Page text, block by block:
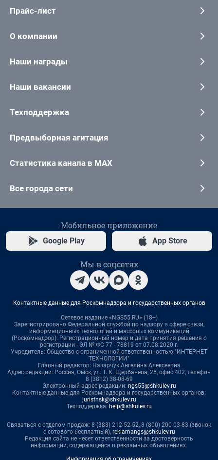
Прайс-лист
О компании
Наши награды
Наши вакансии
Техподдержка
Предвыборная агитация
Статистика канала в MAX
Все города сети
Мобильное приложение
Google Play App Store
Мы в соцсетях
Контактные данные для Роскомнадзора и государственных органов
Сетевое издание «NGS55.RU» (18+)
Зарегистрировано Федеральной службой по надзору в сфере связи,
информационных технологий и массовых коммуникаций
(Роскомнадзор). Регистрационный номер и дата принятия решения о
регистрации - ЭЛ № ФС 77 - 78819 от 07.08.2020 г.
Учредитель: Общество с ограниченной ответственностью "ИНТЕРНЕТ
ТЕХНОЛОГИИ"
Главный редактор: Назарчук Ангелина Алексеевна
Адрес редакции: Россия, Омск, ул. Т. К. Щербанева, 25, офис 402, телефон
8 (3812) 38-08-69
Электронный адрес редакции: ngs55@shkulev.ru
Контактные данные для Роскомнадзора и государственных органов:
juristnsk@shkulev.ru
Техподдержка: help@shkulev.ru
Связаться с отделом продаж: 8 (383) 212-52-52, 8 (800) 200-03-83 (звонок
с сотового бесплатный), reklamangs@shkulev.ru
Редакция сайта не несет ответственности за достоверность
информации, содержащейся в рекламных объявлениях.